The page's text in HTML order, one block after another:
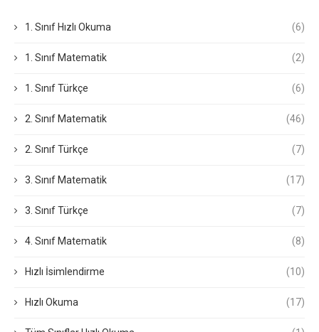
1. Sınıf Hızlı Okuma (6)
1. Sınıf Matematik (2)
1. Sınıf Türkçe (6)
2. Sınıf Matematik (46)
2. Sınıf Türkçe (7)
3. Sınıf Matematik (17)
3. Sınıf Türkçe (7)
4. Sınıf Matematik (8)
Hızlı İsimlendirme (10)
Hızlı Okuma (17)